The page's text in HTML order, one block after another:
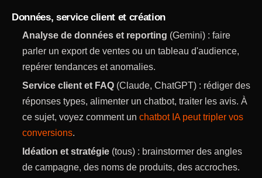
Données, service client et création
Analyse de données et reporting (Gemini) : faire
parler un export de ventes ou un tableau d'audience,
repérer tendances et anomalies.
Service client et FAQ(Claude, ChatGPT) : rédiger des
réponses types, alimenter un chatbot, traiter les avis. À
ce sujet, voyez comment un chatbot IA peut tripler vos
conversions.
Idéation et stratégie(tous) : brainstormer des angles
de campagne, des noms de produits, des accroches.